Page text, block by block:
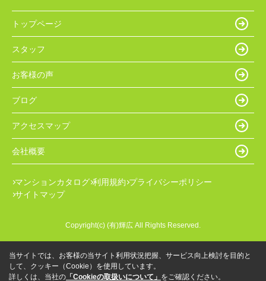
トップページ
スタッフ
お客様の声
ブログ
アクセスマップ
会社概要
マンションカタログ 利用規約 プライバシーポリシー
サイトマップ
Copyright(c) (有)輝広 All Rights Reserved.
当サイトでは、お客様の当サイト利用状況把握、サービス向上検討を目的と
して、クッキー（Cookie）を使用しています。
詳しくは、当社の 「Cookieの取扱いについて」 をご確認ください。